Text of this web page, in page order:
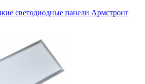
светодиодные панели Армстронг